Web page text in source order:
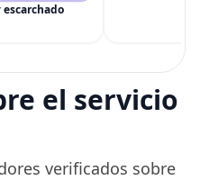
escarchado
el servicio
verificados sobre